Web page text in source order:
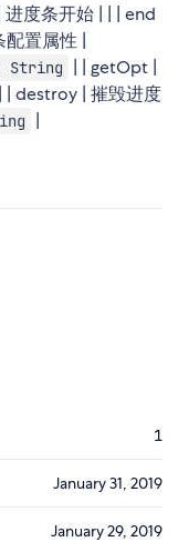
进度条开始 | | | end
置属性 |
String
| | getOpt |
| | destroy | 摧毁进度
1
January 31, 2019
January 29, 2019